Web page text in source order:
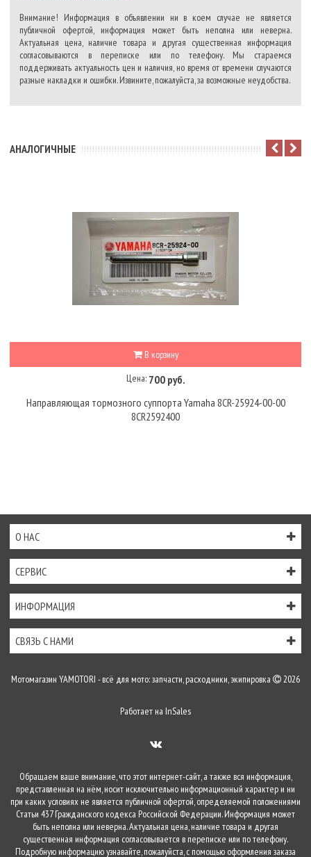
Внимание! Информация в объявлении ни в коем случае не является
публичной офертой, информация может быть неполна или неверна.
Актуальная цена, наличие товара и другая существенная информация
согласовываются в переписке или по телефону. Мы стараемся
поддерживать актуальность цен и наличия, но время от времени случаются
разные накладки и ошибки. Извините, пожалуйста, за возможные неудобства.
АНАЛОГИЧНЫЕ
В корзину
Цена: 700 руб.
Направляющая тормозного суппорта Yamaha 8CR-25924-00-00
8CR2592400
О НАС
СЕРВИС
ИНФОРМАЦИЯ
СВЯЗЬ С НАМИ
Мотомагазин YAMOTORI - всё для мото: запчасти, расходники, экипировка 2026
Работает на InSales
Обращаем ваше внимание, что этот интернет-сайт, а также вся информация,
представленная на нём, носит исключительно информационный характер и ни
при каких условиях не является публичной офертой, определяемой положениями
Статьи 437 Гражданского кодекса Российской Федерации. Информация может
быть неполна или неверна. Актуальная цена, наличие товара и другая
существенная информация согласовывается в переписке или по телефону.
Подробную информацию узнавайте, пожалуйста, с помощью оформления заказа